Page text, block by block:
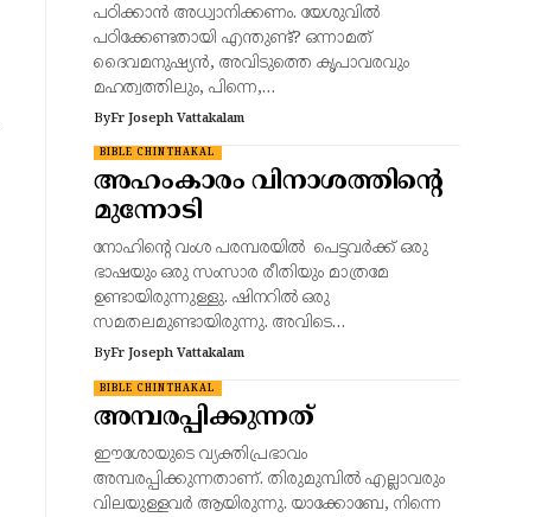
പഠിക്കാൻ അധ്വാനിക്കണം. യേശുവിൽ
പഠിക്കേണ്ടതായി എന്തുണ്ട്? ഒന്നാമത്
ദൈവമനുഷ്യൻ, അവിടുത്തെ കൃപാവരവും
മഹത്വത്തിലും, പിന്നെ,…
ByFr Joseph Vattakalam
BIBLE CHINTHAKAL
അഹംകാരം വിനാശത്തിന്റെ
മുന്നോടി
നോഹിന്റെ വംശ പരമ്പരയിൽ പെട്ടവർക്ക് ഒരു
ഭാഷയും ഒരു സംസാര രീതിയും മാത്രമേ
ഉണ്ടായിരുന്നുള്ളു. ഷിനറിൽ ഒരു
സമതലമുണ്ടായിരുന്നു. അവിടെ…
ByFr Joseph Vattakalam
BIBLE CHINTHAKAL
അമ്പരപ്പിക്കുന്നത്
ഈശോയുടെ വ്യക്തിപ്രഭാവം
അമ്പരപ്പിക്കുന്നതാണ്. തിരുമുമ്പിൽ എല്ലാവരും
വിലയുള്ളവർ ആയിരുന്നു. യാക്കോബേ, നിന്നെ